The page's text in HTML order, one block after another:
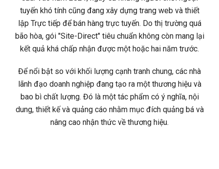
tuyến khó tính cũng đang xây dựng trang web và thiết
lập Trực tiếp để bán hàng trực tuyến. Do thị trường quá
bão hòa, gói "Site-Direct" tiêu chuẩn không còn mang lại
kết quả khá chấp nhận được một hoặc hai năm trước.
Để nổi bật so với khối lượng cạnh tranh chung, các nhà
lãnh đạo doanh nghiệp đang tạo ra một thương hiệu và
bao bì chất lượng. Đó là một tác phẩm có ý nghĩa, nội
dung, thiết kế và quảng cáo nhằm mục đích quảng bá và
nâng cao nhận thức về thương hiệu.